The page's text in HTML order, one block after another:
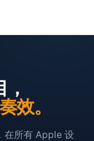
效。
在所有 Apple 设